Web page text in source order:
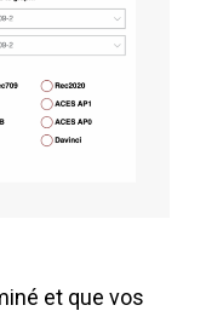
et que vos